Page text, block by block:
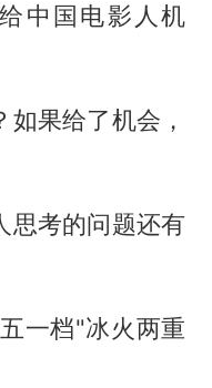
中国电影人机
果给了机会，
思考的问题还有
一档"冰火两重